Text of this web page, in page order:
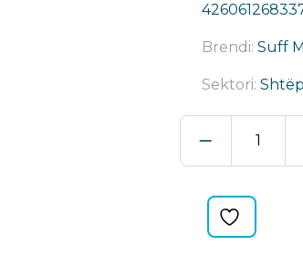
Brendi: Suff
Sektori:
EUPHARATE
DOREZA
SET
quantity